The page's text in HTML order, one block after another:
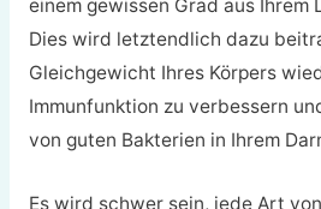
einem gewissen Grad aus
Dies wird letztendlich dazu
Gleichgewicht Ihres Körpers
Immunfunktion zu verbessern
von guten Bakterien in Ihrem
Es wird schwer sein, jede Art